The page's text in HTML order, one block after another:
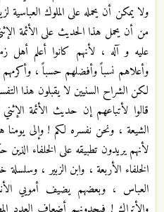
ولا يمكن أن يحمله على الملوك
من أن يحمل هذا الحديث على الأئمة
عليه و آله ، لأنهم كانوا أعلم أهل
وأعلاهم نسباً وأفضلهم حسباً ،
لكن الشراح السنيين لا يقبلون هذا
قالوا لأتباعهم إن حديث الأئمة
الشيعة ، ونحن نفسره لكم ! وإلى يومنا
لأنهم يريدون تطبيقه على الخلفاء
الخلفاء الأربعة ، وابن الزبير ،
العباس ، وبعضهم يضيف أمويي